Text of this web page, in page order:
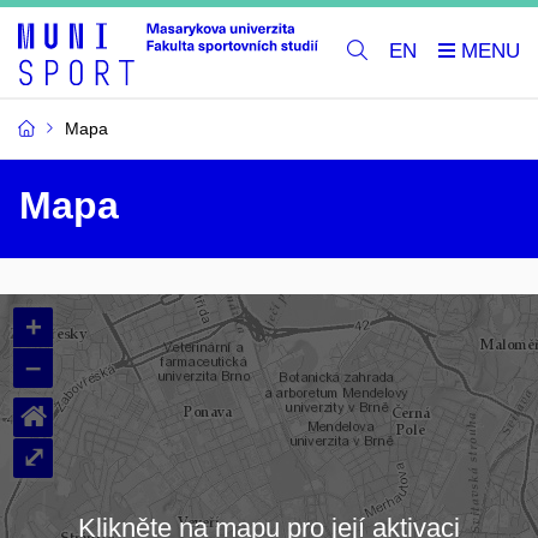
EN
Mapa
Mapa
+
–
⌂
⤢
Klikněte na mapu pro její aktivaci